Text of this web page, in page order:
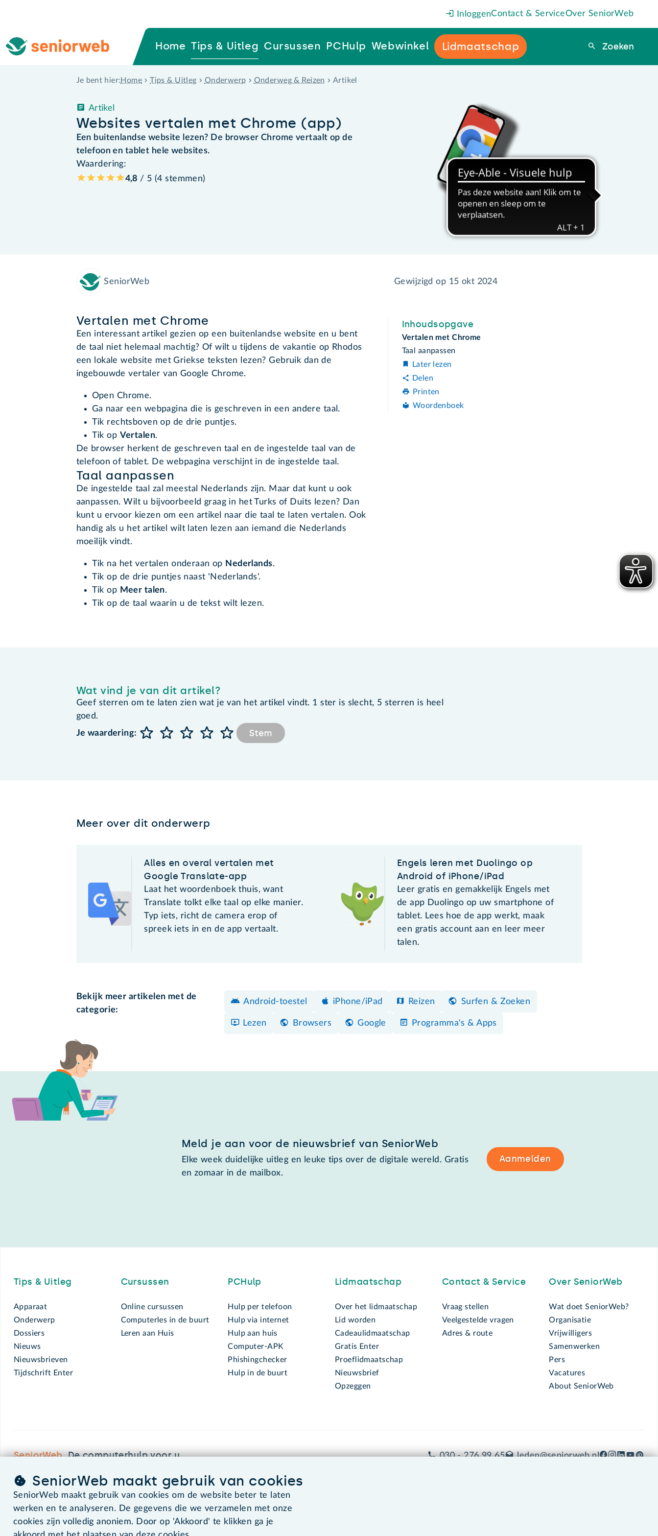
InloggenContact & ServiceOver SeniorWeb
Home Tips & Uitleg Cursussen PCHulp Webwinkel Lidmaatschap Zoeken
Zoeken
Je bent hier: Home Tips & Uitleg Onderwerp Onderweg & Reizen Artikel
Websites vertalen met Chrome (app)
Artikel
Een buitenlandse website lezen? De browser Chrome vertaalt op de
telefoon en tablet hele websites.
Waardering:
4,8 / 5 (4 stemmen)
SeniorWeb Gewijzigd op 15 okt 2024
Vertalen met Chrome
Een interessant artikel gezien op een buitenlandse website en u bent
de taal niet helemaal machtig? Of wilt u tijdens de vakantie op Rhodos
een lokale website met Griekse teksten lezen? Gebruik dan de
ingebouwde vertaler van Google Chrome.
Open Chrome.
Ga naar een webpagina die is geschreven in een andere taal.
Tik rechtsboven op de drie puntjes.
Tik op Vertalen.
De browser herkent de geschreven taal en de ingestelde taal van de
telefoon of tablet. De webpagina verschijnt in de ingestelde taal.
Taal aanpassen
De ingestelde taal zal meestal Nederlands zijn. Maar dat kunt u ook
aanpassen. Wilt u bijvoorbeeld graag in het Turks of Duits lezen? Dan
kunt u ervoor kiezen om een artikel naar die taal te laten vertalen. Ook
handig als u het artikel wilt laten lezen aan iemand die Nederlands
moeilijk vindt.
Tik na het vertalen onderaan op Nederlands.
Tik op de drie puntjes naast 'Nederlands'.
Tik op Meer talen.
Tik op de taal waarin u de tekst wilt lezen.
Inhoudsopgave
Vertalen met Chrome
Taal aanpassen
Later lezen
Delen
Printen
Woordenboek
Wat vind je van dit artikel?
Geef sterren om te laten zien wat je van het artikel vindt. 1 ster is slecht, 5 sterren is heel
goed.
Je waardering:
Stem
Meer over dit onderwerp
Alles en overal vertalen met
Google Translate-app
Laat het woordenboek thuis, want
Translate tolkt elke taal op elke manier.
Typ iets, richt de camera erop of
spreek iets in en de app vertaalt.
Engels leren met Duolingo op
Android of iPhone/iPad
Leer gratis en gemakkelijk Engels met
de app Duolingo op uw smartphone of
tablet. Lees hoe de app werkt, maak
een gratis account aan en leer meer
talen.
Bekijk meer artikelen met de
categorie:
Android-toestel iPhone/iPad Reizen Surfen & Zoeken
Lezen Browsers Google Programma's & Apps
Meld je aan voor de nieuwsbrief van SeniorWeb
Elke week duidelijke uitleg en leuke tips over de digitale wereld. Gratis
en zomaar in de mailbox.
Aanmelden
Tips & Uitleg
Apparaat
Onderwerp
Dossiers
Nieuws
Nieuwsbrieven
Tijdschrift Enter
Cursussen
Online cursussen
Computerles in de buurt
Leren aan Huis
PCHulp
Hulp per telefoon
Hulp via internet
Hulp aan huis
Computer-APK
Phishingchecker
Hulp in de buurt
Lidmaatschap
Over het lidmaatschap
Lid worden
Cadeaulidmaatschap
Gratis Enter
Proeflidmaatschap
Nieuwsbrief
Opzeggen
Contact & Service
Vraag stellen
Veelgestelde vragen
Adres & route
Over SeniorWeb
Wat doet SeniorWeb?
Organisatie
Vrijwilligers
Samenwerken
Pers
Vacatures
About SeniorWeb
SeniorWeb.De computerhulp voor u. 030 - 276 99 65 leden@seniorweb.nl
©2026 SeniorWeb
SeniorWeb maakt gebruik van cookies
SeniorWeb maakt gebruik van cookies om de website beter te laten
werken en te analyseren. De gegevens die we verzamelen met onze
cookies zijn volledig anoniem. Door op 'Akkoord' te klikken ga je